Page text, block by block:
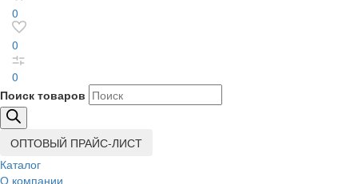
0
0
0
Поиск товаров
ОПТОВЫЙ ПРАЙС-ЛИСТ
Каталог
О компании